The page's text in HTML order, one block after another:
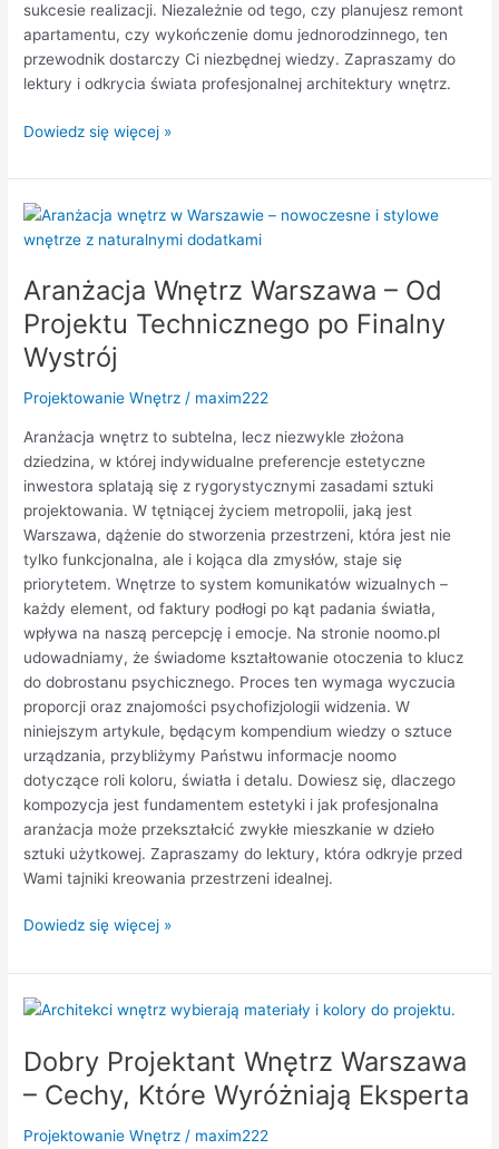
sukcesie realizacji. Niezależnie od tego, czy planujesz remont
apartamentu, czy wykończenie domu jednorodzinnego, ten
przewodnik dostarczy Ci niezbędnej wiedzy. Zapraszamy do
lektury i odkrycia świata profesjonalnej architektury wnętrz.
Dowiedz się więcej »
Aranżacja Wnętrz Warszawa – Od
Projektu Technicznego po Finalny
Wystrój
Projektowanie Wnętrz / maxim222
Aranżacja wnętrz to subtelna, lecz niezwykle złożona
dziedzina, w której indywidualne preferencje estetyczne
inwestora splatają się z rygorystycznymi zasadami sztuki
projektowania. W tętniącej życiem metropolii, jaką jest
Warszawa, dążenie do stworzenia przestrzeni, która jest nie
tylko funkcjonalna, ale i kojąca dla zmysłów, staje się
priorytetem. Wnętrze to system komunikatów wizualnych –
każdy element, od faktury podłogi po kąt padania światła,
wpływa na naszą percepcję i emocje. Na stronie noomo.pl
udowadniamy, że świadome kształtowanie otoczenia to klucz
do dobrostanu psychicznego. Proces ten wymaga wyczucia
proporcji oraz znajomości psychofizjologii widzenia. W
niniejszym artykule, będącym kompendium wiedzy o sztuce
urządzania, przybliżymy Państwu informacje noomo
dotyczące roli koloru, światła i detalu. Dowiesz się, dlaczego
kompozycja jest fundamentem estetyki i jak profesjonalna
aranżacja może przekształcić zwykłe mieszkanie w dzieło
sztuki użytkowej. Zapraszamy do lektury, która odkryje przed
Wami tajniki kreowania przestrzeni idealnej.
Aranżacja
Wnętrz
–
Od
Projektu
Technicznego
Finalny
Wystrój
Dowiedz się więcej »
Dobry Projektant Wnętrz Warszawa
– Cechy, Które Wyróżniają Eksperta
Projektowanie Wnętrz / maxim222
Dobry
Wnętrz
Warszawa
Cechy,